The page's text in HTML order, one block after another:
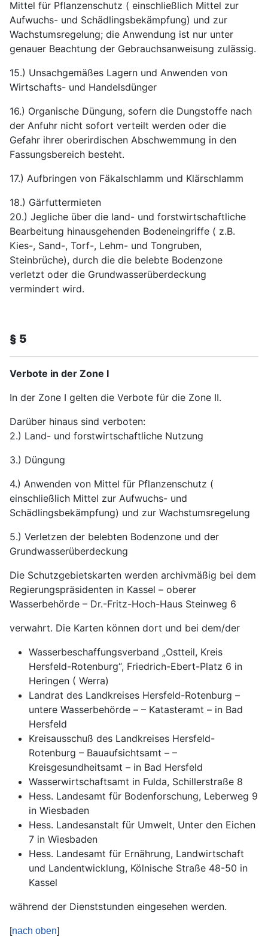
Mittel für Pflanzenschutz ( einschließlich Mittel zur
Aufwuchs- und Schädlingsbekämpfung) und zur
Wachstumsregelung; die Anwendung ist nur unter
genauer Beachtung der Gebrauchsanweisung zulässig.
15.) Unsachgemäßes Lagern und Anwenden von
Wirtschafts- und Handelsdünger
16.) Organische Düngung, sofern die Dungstoffe nach
der Anfuhr nicht sofort verteilt werden oder die
Gefahr ihrer oberirdischen Abschwemmung in den
Fassungsbereich besteht.
17.) Aufbringen von Fäkalschlamm und Klärschlamm
18.) Gärfuttermieten
20.) Jegliche über die land- und forstwirtschaftliche
Bearbeitung hinausgehenden Bodeneingriffe ( z.B.
Kies-, Sand-, Torf-, Lehm- und Tongruben,
Steinbrüche), durch die die belebte Bodenzone
verletzt oder die Grundwasserüberdeckung
vermindert wird.
§ 5
Verbote in der Zone I
In der Zone I gelten die Verbote für die Zone II.
Darüber hinaus sind verboten:
2.) Land- und forstwirtschaftliche Nutzung
3.) Düngung
4.) Anwenden von Mittel für Pflanzenschutz (
einschließlich Mittel zur Aufwuchs- und
Schädlingsbekämpfung) und zur Wachstumsregelung
5.) Verletzen der belebten Bodenzone und der
Grundwasserüberdeckung
Die Schutzgebietskarten werden archivmäßig bei dem
Regierungspräsidenten in Kassel – oberer
Wasserbehörde – Dr.-Fritz-Hoch-Haus Steinweg 6
verwahrt. Die Karten können dort und bei dem/der
Wasserbeschaffungsverband „Ostteil, Kreis
Hersfeld-Rotenburg“, Friedrich-Ebert-Platz 6 in
Heringen ( Werra)
Landrat des Landkreises Hersfeld-Rotenburg –
untere Wasserbehörde – – Katasteramt – in Bad
Hersfeld
Kreisausschuß des Landkreises Hersfeld-
Rotenburg – Bauaufsichtsamt – –
Kreisgesundheitsamt – in Bad Hersfeld
Wasserwirtschaftsamt in Fulda, Schillerstraße 8
Hess. Landesamt für Bodenforschung, Leberweg 9
in Wiesbaden
Hess. Landesanstalt für Umwelt, Unter den Eichen
7 in Wiesbaden
Hess. Landesamt für Ernährung, Landwirtschaft
und Landentwicklung, Kölnische Straße 48-50 in
Kassel
während der Dienststunden eingesehen werden.
[nach oben]